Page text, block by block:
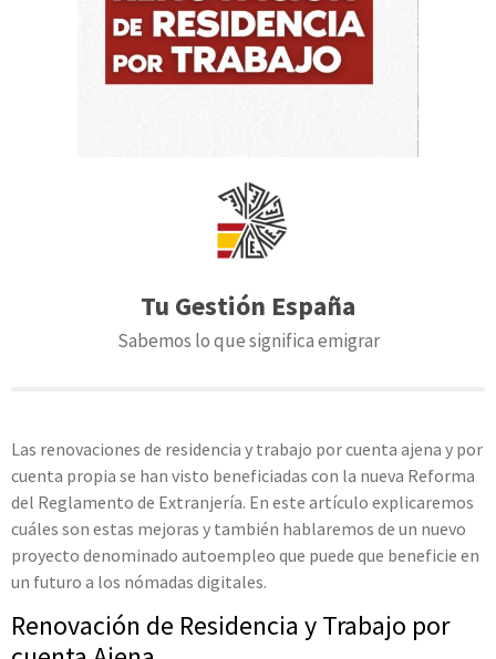
Tu Gestión España
Sabemos lo que significa emigrar
Las renovaciones de residencia y trabajo por cuenta ajena y por
cuenta propia se han visto beneficiadas con la nueva Reforma
del Reglamento de Extranjería. En este artículo explicaremos
cuáles son estas mejoras y también hablaremos de un nuevo
proyecto denominado autoempleo que puede que beneficie en
un futuro a los nómadas digitales.
Renovación de Residencia y Trabajo por